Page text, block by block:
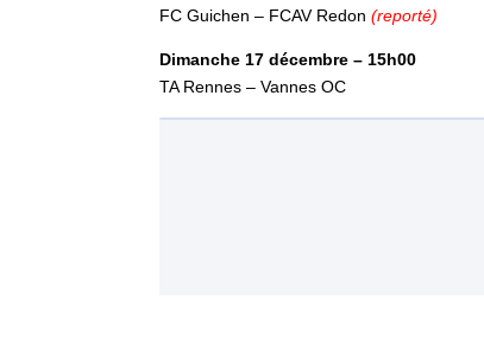
FC Guichen – FCAV Redon(reporté)
Dimanche 17 décembre – 15h00
TA Rennes – Vannes OC